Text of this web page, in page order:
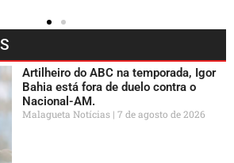
Artilheiro do ABC na temporada, Igor
Bahia está fora de duelo contra o
Nacional-AM.
Malagueta Notícias 7 de agosto de 2026